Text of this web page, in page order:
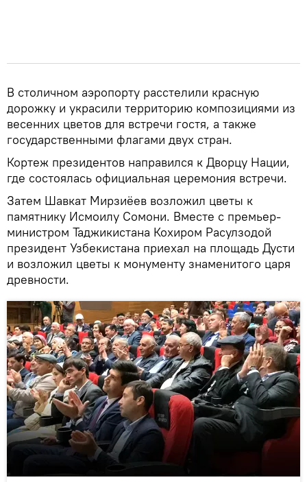
В столичном аэропорту расстелили красную
дорожку и украсили территорию композициями из
весенних цветов для встречи гостя, а также
государственными флагами двух стран.
Кортеж президентов направился к Дворцу Нации,
где состоялась официальная церемония встречи.
Затем Шавкат Мирзиёев возложил цветы к
памятнику Исмоилу Сомони. Вместе с премьер-
министром Таджикистана Кохиром Расулзодой
президент Узбекистана приехал на площадь Дусти
и возложил цветы к монументу знаменитого царя
древности.